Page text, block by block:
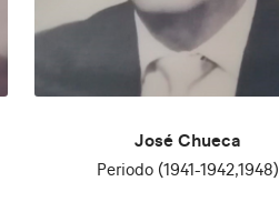
José Chueca
Periodo (1941-1942,1948)